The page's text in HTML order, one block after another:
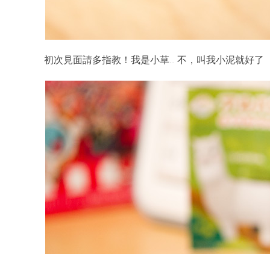
初次見面請多指教！我是小草… 不，叫我小泥就好了